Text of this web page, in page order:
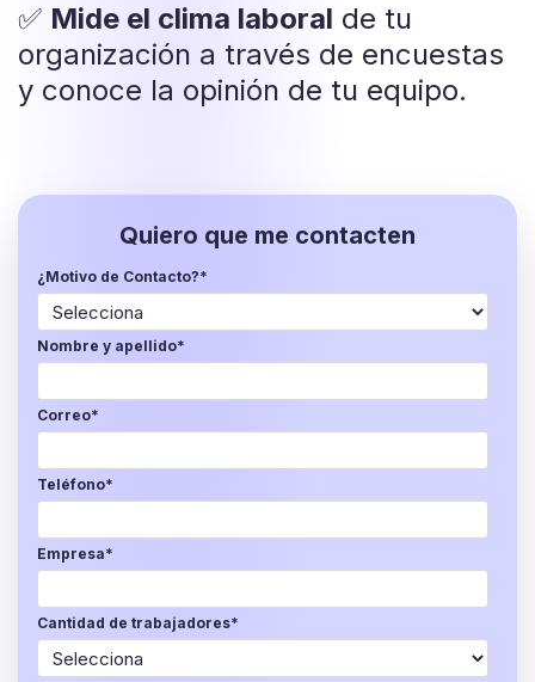
✅ Mide el clima laboral de tu
organización a través de encuestas
y conoce la opinión de tu equipo.
Quiero que me contacten
¿Motivo de Contacto?*
Nombre y apellido*
Correo*
Teléfono*
Empresa*
Cantidad de trabajadores*